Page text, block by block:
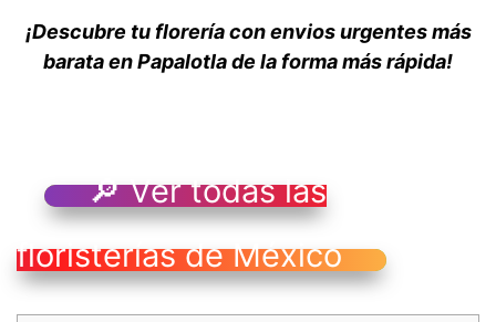
¡Descubre tu florería con envios urgentes más
barata en Papalotla de la forma más rápida!
🔎 Ver todas las
floristerías de México